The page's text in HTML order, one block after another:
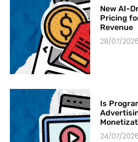
New AI-
Pricing
Revenue
28/07/2026
Is
24/07/2026